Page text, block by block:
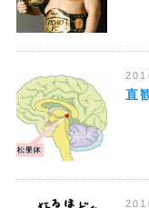
直